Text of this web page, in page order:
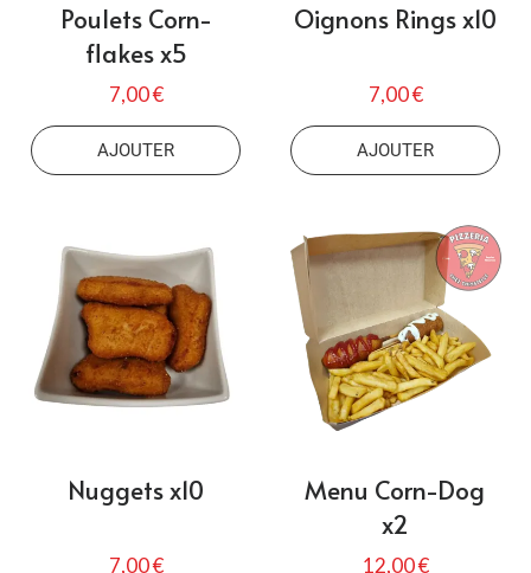
Poulets Corn-
flakes x5
7,00 €
AJOUTER
Oignons Rings x10
7,00 €
AJOUTER
Nuggets x10
7,00 €
Menu Corn-Dog
x2
12,00 €